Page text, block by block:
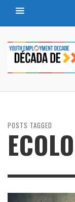
POSTS TAGGED